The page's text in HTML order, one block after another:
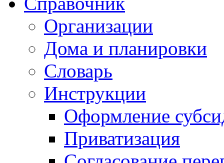
Организации
Дома и планировки
Словарь
Инструкции
Оформление
Приватизация